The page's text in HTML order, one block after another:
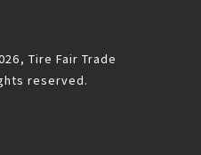
Tire Fair Trade
reserved.